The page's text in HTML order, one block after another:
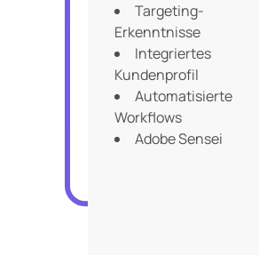
Targeting-
Erkenntnisse
Integriertes
Kundenprofil
Automatisierte
Workflows
Adobe Sensei